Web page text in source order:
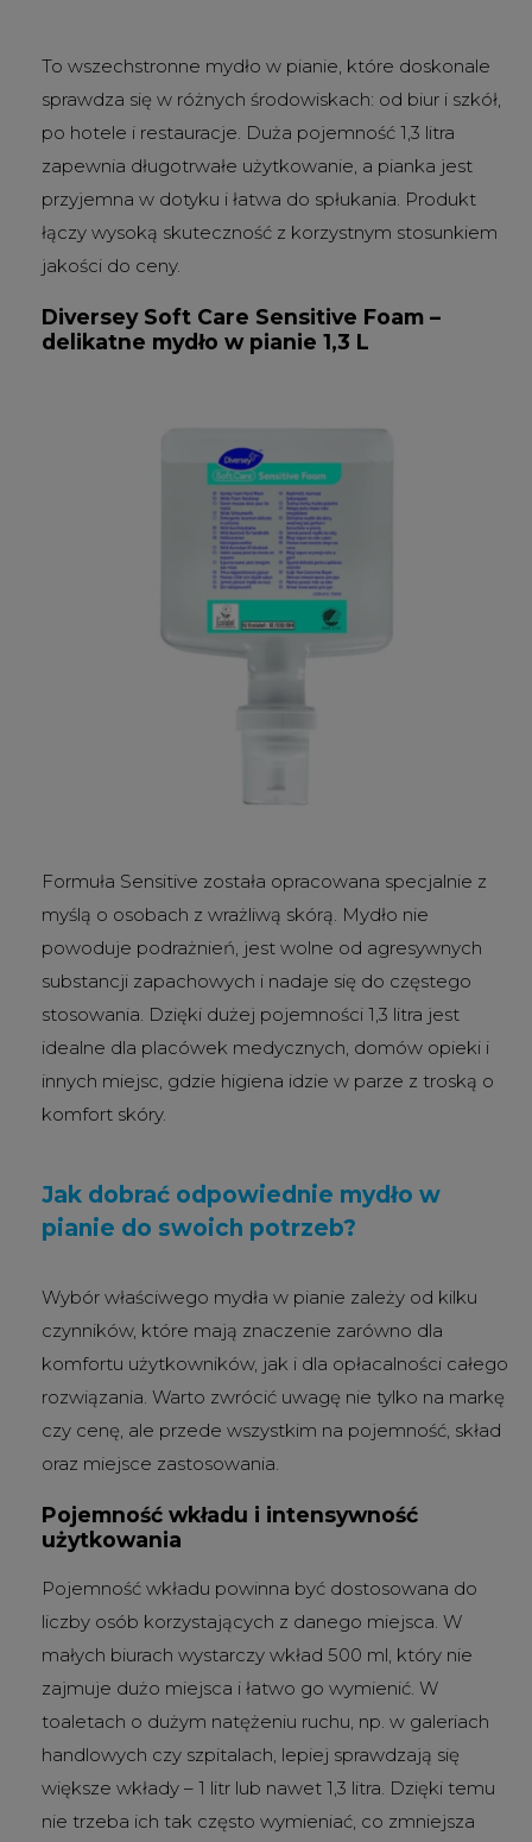
To wszechstronne mydło w pianie, które doskonale
sprawdza się w różnych środowiskach: od biur i szkół,
po hotele i restauracje. Duża pojemność 1,3 litra
zapewnia długotrwałe użytkowanie, a pianka jest
przyjemna w dotyku i łatwa do spłukania. Produkt
łączy wysoką skuteczność z korzystnym stosunkiem
jakości do ceny.
Diversey Soft Care Sensitive Foam –
delikatne mydło w pianie 1,3 L
Formuła Sensitive została opracowana specjalnie z
myślą o osobach z wrażliwą skórą. Mydło nie
powoduje podrażnień, jest wolne od agresywnych
substancji zapachowych i nadaje się do częstego
stosowania. Dzięki dużej pojemności 1,3 litra jest
idealne dla placówek medycznych, domów opieki i
innych miejsc, gdzie higiena idzie w parze z troską o
komfort skóry.
Jak dobrać odpowiednie mydło w
pianie do swoich potrzeb?
Wybór właściwego mydła w pianie zależy od kilku
czynników, które mają znaczenie zarówno dla
komfortu użytkowników, jak i dla opłacalności całego
rozwiązania. Warto zwrócić uwagę nie tylko na markę
czy cenę, ale przede wszystkim na pojemność, skład
oraz miejsce zastosowania.
Pojemność wkładu i intensywność
użytkowania
Pojemność wkładu powinna być dostosowana do
liczby osób korzystających z danego miejsca. W
małych biurach wystarczy wkład 500 ml, który nie
zajmuje dużo miejsca i łatwo go wymienić. W
toaletach o dużym natężeniu ruchu, np. w galeriach
handlowych czy szpitalach, lepiej sprawdzają się
większe wkłady – 1 litr lub nawet 1,3 litra. Dzięki temu
nie trzeba ich tak często wymieniać, co zmniejsza